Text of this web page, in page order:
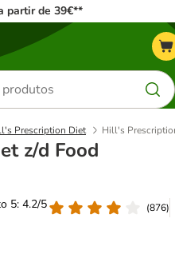
partir de 39€**
Prescription Diet Hill's
z/d Food
5: 4.2/5
(876)